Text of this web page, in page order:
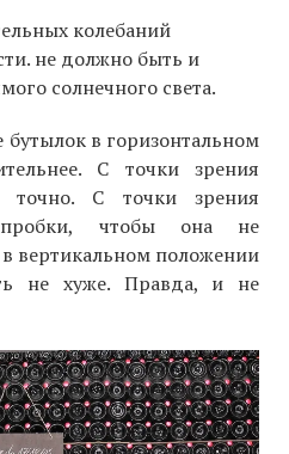
колебаний
не должно быть и
солнечного света.
бутылок в горизонтальном
С точки зрения
точно. С точки зрения
чтобы она не
в вертикальном положении
не хуже. Правда, и не